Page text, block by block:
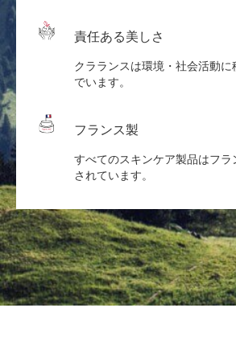
責任ある美しさ
クラランスは環境・社会活動に
でいます。
フランス製
すべてのスキンケア製品はフラ
されています。